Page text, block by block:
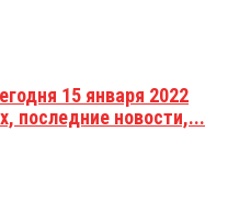
15 января 2022
последние новости,...